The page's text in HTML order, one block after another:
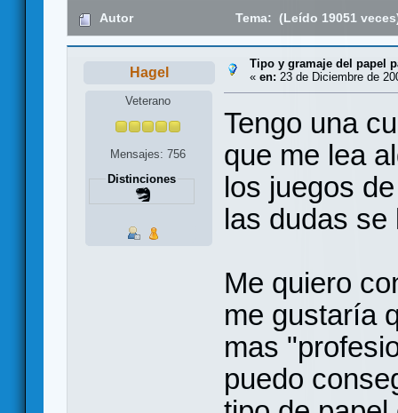
Autor Tema: (Leído 19051
Hagel
Veterano
Mensajes: 756
Distinciones
Tipo y gramaje del papel
« en: 23 de Diciembre de
Tengo una
que me lea
los juegos
las dudas
Me quiero
me gustaría
mas
puedo